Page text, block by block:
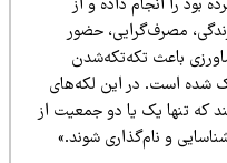
انجام داده و از
حضور
باعث تکه‌تکه‌شدن
است. در این لکه‌های
یک یا دو جمعیت از
و نام‌گذاری شوند.»